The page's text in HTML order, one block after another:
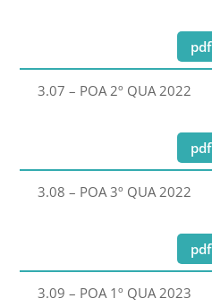
pdf
3.07 – POA 2º QUA 2022
pdf
3.08 – POA 3º QUA 2022
pdf
3.09 – POA 1º QUA 2023